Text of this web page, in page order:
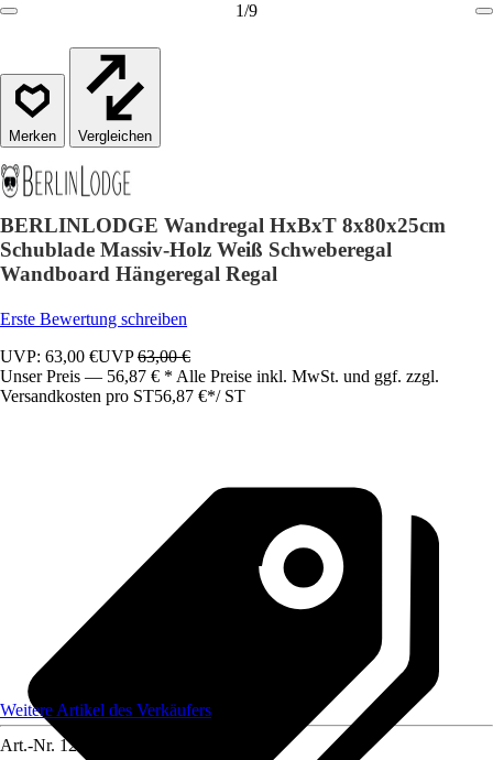
1/9
Vergleichen
BERLINLODGE Wandregal HxBxT 8x80x25cm
Schublade Massiv-Holz Weiß Schweberegal
Wandboard Hängeregal Regal
Erste Bewertung schreiben
UVP: 63,00 €UVP63,00 €
Unser Preis — 56,87 € * Alle Preise inkl. MwSt. und ggf. zzgl.
Versandkosten pro ST56,87 €*/ ST
Weitere Artikel des Verkäufers
Art.-Nr. 12585385